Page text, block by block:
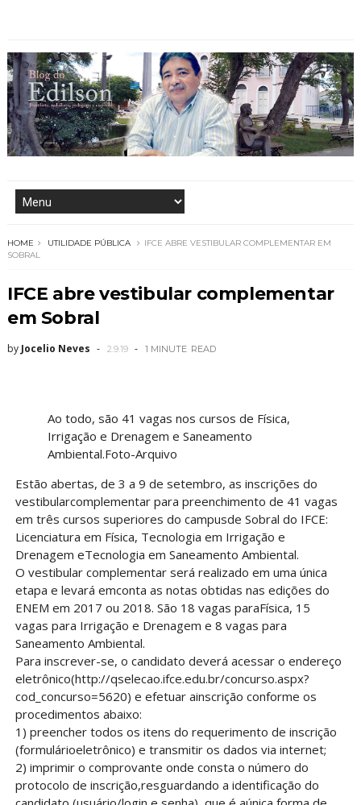
HOME UTILIDADE PÚBLICA
IFCE ABRE VESTIBULAR COMPLEMENTAR EM
SOBRAL
IFCE abre vestibular complementar
em Sobral
by Jocelio Neves 2.9.19 1 MINUTE READ
Ao todo, são 41 vagas nos cursos de Física,
Irrigação e Drenagem e Saneamento
Ambiental.Foto-Arquivo
Estão abertas, de 3 a 9 de setembro, as inscrições do
vestibularcomplementar para preenchimento de 41 vagas
em três cursos superiores do campusde Sobral do IFCE:
Licenciatura em Física, Tecnologia em Irrigação e
Drenagem eTecnologia em Saneamento Ambiental.
O vestibular complementar será realizado em uma única
etapa e levará emconta as notas obtidas nas edições do
ENEM em 2017 ou 2018. São 18 vagas paraFísica, 15
vagas para Irrigação e Drenagem e 8 vagas para
Saneamento Ambiental.
Para inscrever-se, o candidato deverá acessar o endereço
eletrônico(http://qselecao.ifce.edu.br/concurso.aspx?
cod_concurso=5620) e efetuar ainscrição conforme os
procedimentos abaixo:
1) preencher todos os itens do requerimento de inscrição
(formulárioeletrônico) e transmitir os dados via internet;
2) imprimir o comprovante onde consta o número do
protocolo de inscrição,resguardando a identificação do